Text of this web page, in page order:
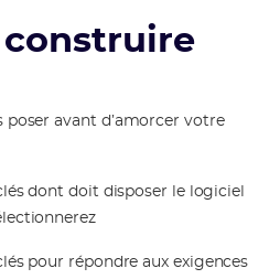
poser avant d’amorcer votre
dont doit disposer le logiciel
pour répondre aux exigences